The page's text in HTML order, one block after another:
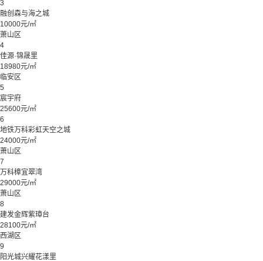
3
融创森与海之城
10000元/㎡
萧山区
4
佳源·锦晟里
18980元/㎡
临安区
5
宸宇府
25600元/㎡
6
地铁万科彩虹天空之城
24000元/㎡
萧山区
7
万科樟宜翠湾
29000元/㎡
萧山区
8
建发金辉紫璋台
28100元/㎡
西湖区
9
阳光城兴耀花漾里